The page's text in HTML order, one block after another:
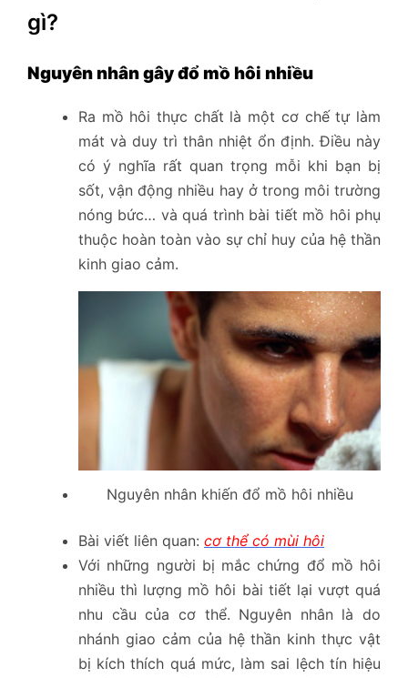
gì?
Nguyên nhân gây đổ mồ hôi nhiều
Ra mồ hôi thực chất là một cơ chế tự làm
mát và duy trì thân nhiệt ổn định. Điều này
có ý nghĩa rất quan trọng mỗi khi bạn bị
sốt, vận động nhiều hay ở trong môi trường
nóng bức… và quá trình bài tiết mồ hôi phụ
thuộc hoàn toàn vào sự chỉ huy của hệ thần
kinh giao cảm.
Nguyên nhân khiến đổ mồ hôi nhiều
Bài viết liên quan: cơ thể có mùi hôi
Với những người bị mắc chứng đổ mồ hôi
nhiều thì lượng mồ hôi bài tiết lại vượt quá
nhu cầu của cơ thể. Nguyên nhân là do
nhánh giao cảm của hệ thần kinh thực vật
bị kích thích quá mức, làm sai lệch tín hiệu